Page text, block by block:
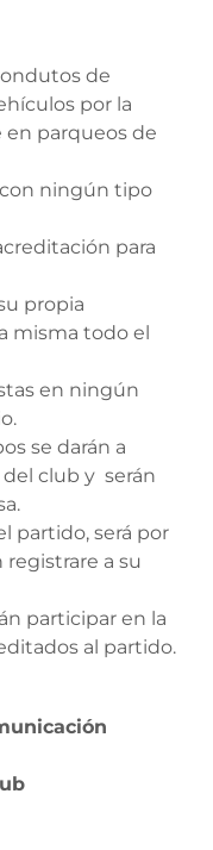
de
por la
en parqueos de
ningún tipo
para
propia
misma todo el
en ningún
se darán a
club y serán
partido, será por
registrare a su
participar en la
al partido.